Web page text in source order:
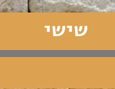
שישי